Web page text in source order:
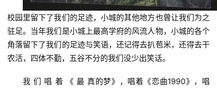
儿
娱
乐
校园里留下了我们的足迹，小城的其他地方也曾让我们为之
驻足。当年我们是小城上最高学府的风流人物，小城的各个
角落留下了我们的足迹与笑语，还记得去扒苞米，还得去干
农活，四体不勤，五谷不分的我们没少出笑话。
我 们 唱 着 《 最 真的梦》，唱着《恋曲1990》，唱